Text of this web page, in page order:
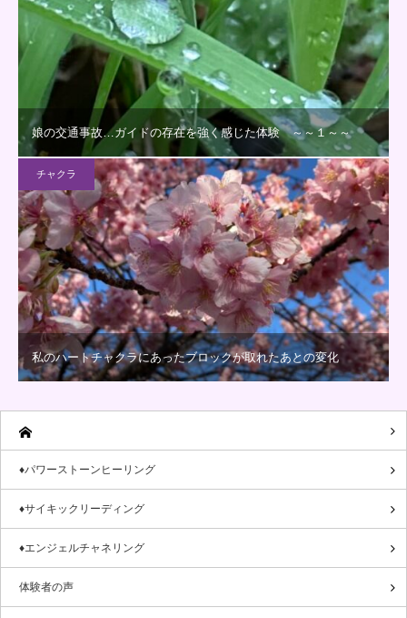
娘の交通事故…ガイドの存在を強く感じた体験 ～～１～～
チャクラ
私のハートチャクラにあったブロックが取れたあとの変化
♦パワーストーンヒーリング
♦サイキックリーディング
♦エンジェルチャネリング
体験者の声